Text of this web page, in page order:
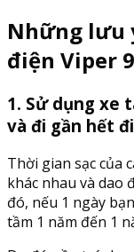
Những lưu
điện Viper
1. Sử dụng xe
và đi gần hết
Thời gian sạc của
khác nhau và dao
đó, nếu 1 ngày
tầm 1 năm đến 1